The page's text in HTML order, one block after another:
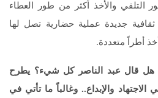
التلقي والأخذ أكثر من طور العطاء
ثقافية جديدة عملية حضارية تصل لها
أطراً متعددة.
هل قال عبد الناصر كل شيء؟ يطرح
والإبداع.. وغالباً ما تأتي في